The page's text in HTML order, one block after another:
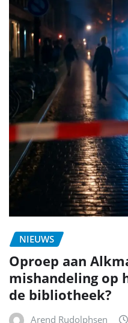
NIEUWS
Oproep aan
mishandeling op
de bibliotheek?
Arend Rudolphsen